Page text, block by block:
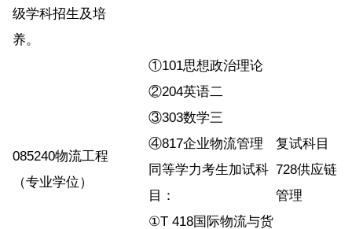
级学科招生及培
养。
085240物流工程
（专业学位）
①101思想政治理论
②204英语二
③303数学三
④817企业物流管理
同等学力考生加试科
目：
①T 418国际物流与货
复试科目
728供应链
管理